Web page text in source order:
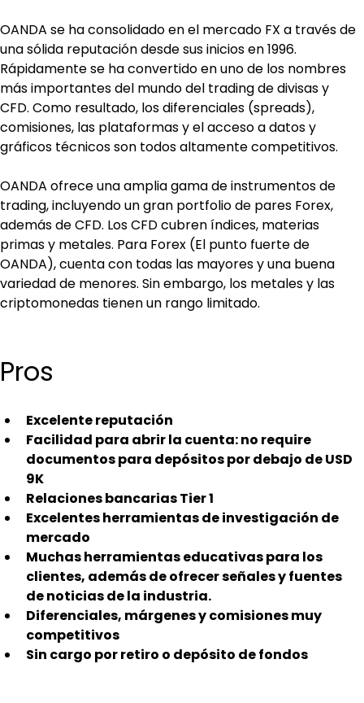
OANDA se ha consolidado en el mercado FX a través de
una sólida reputación desde sus inicios en 1996.
Rápidamente se ha convertido en uno de los nombres
más importantes del mundo del trading de divisas y
CFD. Como resultado, los diferenciales (spreads),
comisiones, las plataformas y el acceso a datos y
gráficos técnicos son todos altamente competitivos.
OANDA ofrece una amplia gama de instrumentos de
trading, incluyendo un gran portfolio de pares Forex,
además de CFD. Los CFD cubren índices, materias
primas y metales. Para Forex (El punto fuerte de
OANDA), cuenta con todas las mayores y una buena
variedad de menores. Sin embargo, los metales y las
criptomonedas tienen un rango limitado.
Pros
Excelente reputación
Facilidad para abrir la cuenta: no require
documentos para depósitos por debajo de USD
9K
Relaciones bancarias Tier 1
Excelentes herramientas de investigación de
mercado
Muchas herramientas educativas para los
clientes, además de ofrecer señales y fuentes
de noticias de la industria.
Diferenciales, márgenes y comisiones muy
competitivos
Sin cargo por retiro o depósito de fondos